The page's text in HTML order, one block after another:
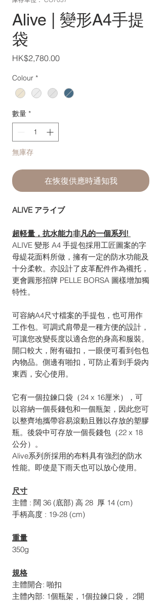
Alive | 變形A4手提
袋
HK$2,780.00價
Colour *
數量 *
無庫存
在恢復供應時通知我
ALIVE アライブ
超軽量，抗水能力非凡的一個系列!
ALIVE 變形 A4 手提包採用工匠圖案的字
母緹花面料所做，擁有一定的防水功能及
十分柔軟。亦設計了皮革配件作為襯托，
更會圓形招牌 PELLE BORSA 圖樣增加獨
特性。
可容納A4尺寸檔案的手提包，也可用作
工作包。可調式肩帶是一種方便的設計，
可讓您改變長度以適合您的身高和服裝。
開口較大，附有磁扣，一眼便可看到包包
內物品。側邊有啪扣，可防止看到手袋內
東西，安心使用。
它有一個拉鍊口袋（24 x 16厘米），可
以容納一個長錢包和一個瓶架，因此您可
以整齊地攜帶容易滾動且難以存放的塑膠
瓶。後袋中可存放一個長錢包（22 x 18
公分）。
Alive系列所採用的布料具有強烈的防水
性能。即使是下雨天也可以放心使用。
尺寸
主體 : 闊 36 (底部) 高 28 厚 14 (cm)
手柄高度 : 19-28 (cm)
重量
350g
規格
主體開合: 啪扣
主體內部: 1個瓶架，1個拉鍊口袋， 2開